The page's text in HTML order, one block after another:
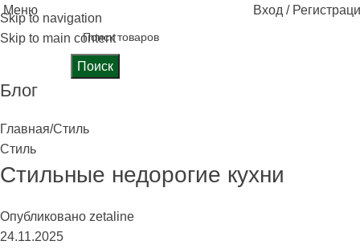
Skip to navigation
Skip to main content
Меню Вход /
Поиск
Блог
Главная Стиль
Стиль
Стильные недорогие кухни
Опубликовано zetaline
24.11.2025